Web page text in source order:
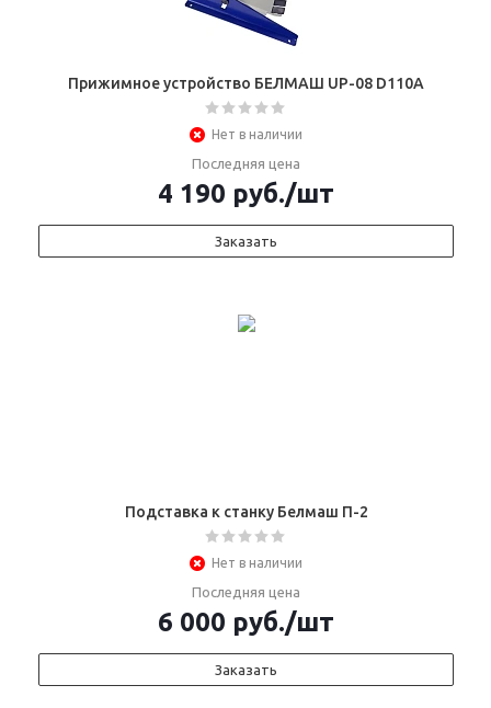
Прижимное устройство БЕЛМАШ UP-08 D110A
Нет в наличии
Последняя цена
4 190 руб./шт
Заказать
Подставка к станку Белмаш П-2
Нет в наличии
Последняя цена
6 000 руб./шт
Заказать